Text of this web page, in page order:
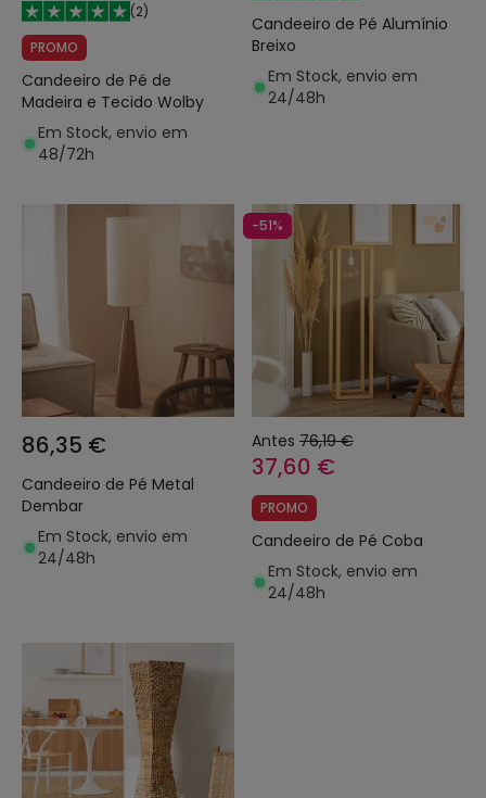
(2)
PROMO
Candeeiro de Pé de
Madeira e Tecido Wolby
Em Stock, envio em
48/72h
Candeeiro de Pé Alumínio
Breixo
Em Stock, envio em
24/48h
86,35 €
Candeeiro de Pé Metal
Dembar
Em Stock, envio em
24/48h
-51%
Antes 76,19 €
37,60 €
PROMO
Candeeiro de Pé Coba
Em Stock, envio em
24/48h